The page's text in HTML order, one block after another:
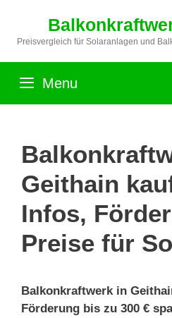
springen
Preisvergleich für Solaranlagen und
Menu
Geithain
Infos,
Preise für
Balkonkraftwerk in
Förderung bis zu 300 €